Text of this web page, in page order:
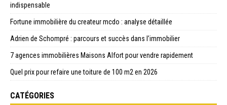
indispensable
Fortune immobilière du createur mcdo : analyse détaillée
Adrien de Schompré : parcours et succès dans l’immobilier
7 agences immobilières Maisons Alfort pour vendre rapidement
Quel prix pour refaire une toiture de 100 m2 en 2026
CATÉGORIES